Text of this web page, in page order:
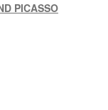
PICASSO